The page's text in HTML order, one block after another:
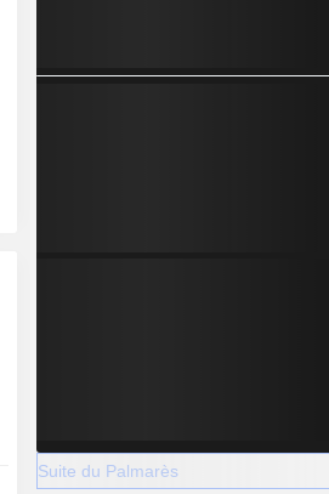
Suite du Palmarès